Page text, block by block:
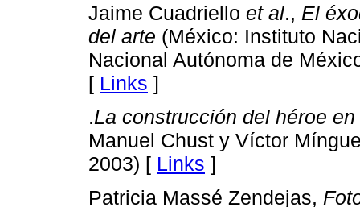
Jaime Cuadriello et al., El
del arte (México: Instituto
Nacional Autónoma de
[ Links ]
.La construcción del héroe
Manuel Chust y Víctor
2003) [ Links ]
Patricia Massé Zendejas,